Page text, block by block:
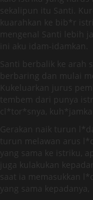
sekalipun itu Santi.
kuarahkan ke bib*r
mengenal Santi lebih
ini aku idam-idamkan.
Santi berbalik ke arah
berbaring dan mulai
Kukeluarkan jurus
tembem dari punya
cl*tor*snya,
Gerakan naik turun
turun melawan arus
yang sama ke istriku,
juga kulakukan
saat ia memasukkan
yang sama kepadanya,